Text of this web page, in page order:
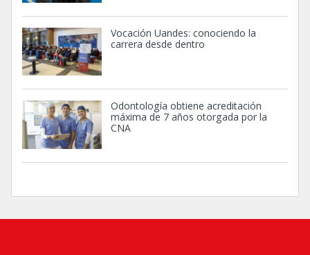
Vocación Uandes: conociendo la
carrera desde dentro
Odontología obtiene acreditación
máxima de 7 años otorgada por la
CNA